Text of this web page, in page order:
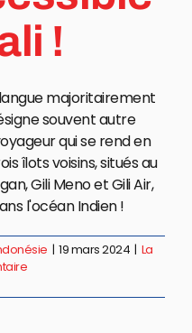
!
majoritairement
souvent autre
qui se rend en
îlots voisins, situés au
Gili Meno et Gili Air,
l'océan Indien !
| 19 mars 2024 | La